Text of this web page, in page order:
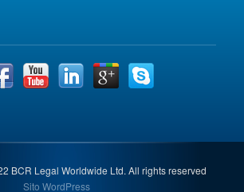
BCR Legal Worldwide Ltd. All rights reserved
Sito WordPress